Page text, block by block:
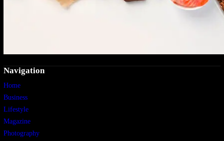
Navigation
Home
Business
Lifestyle
Magazine
Photography